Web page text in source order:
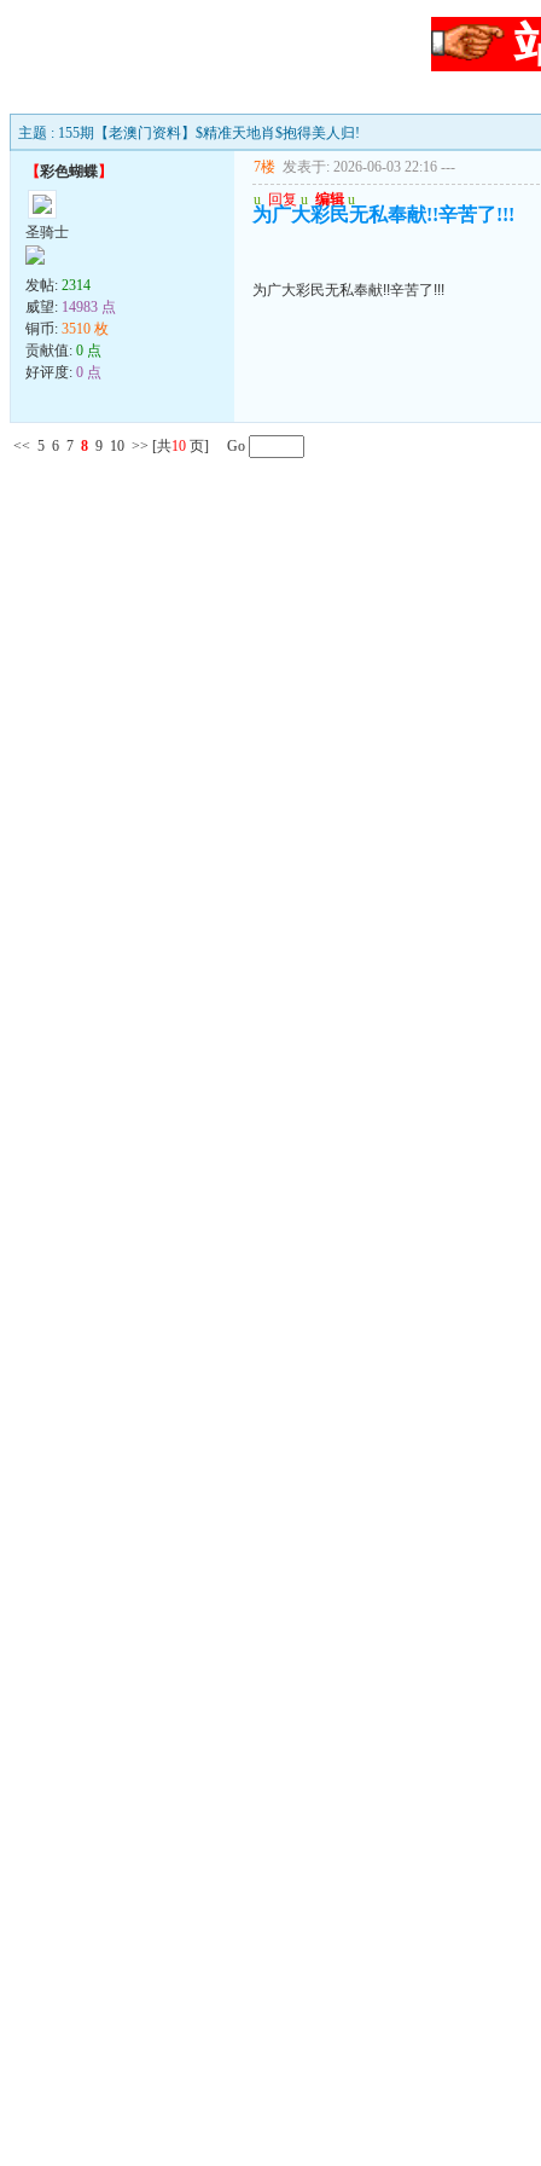
主题 : 155期【老澳门资料】$精准天地肖$抱得美人归!
【彩色蝴蝶】
圣骑士
发帖: 2314
威望: 14983 点
铜币: 3510 枚
贡献值: 0 点
好评度: 0 点
7楼 发表于: 2026-06-03 22:16 ---
u 回复 u 编辑 u
为广大彩民无私奉献!!辛苦了!!!
为广大彩民无私奉献!!辛苦了!!!
<< 5 6 7 8 9 10 >> [共10 页] Go